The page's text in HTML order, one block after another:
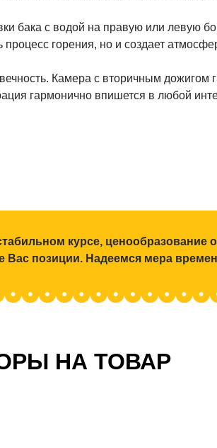
бака с водой на правую или левую
горения, но и создает
Камера с вторичным
гармонично впишется в любой
курсе, ценообразование
позиции. Надеемся мера
НА ТОВАР